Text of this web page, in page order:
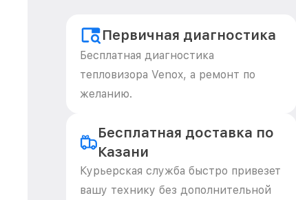
Первичная диагностика
Бесплатная диагностика
тепловизора Venox, а ремонт по
желанию.
Бесплатная доставка по
Казани
Курьерская служба быстро привезет
вашу технику без дополнительной